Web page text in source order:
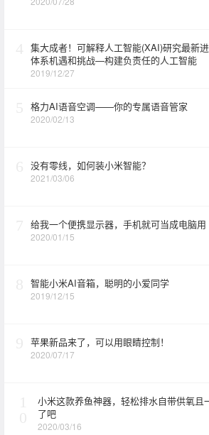
集大成者！可解释人工智能(XAI)研究最新
体系机遇和挑战—构建负责任的人工智能
2019/12/27
格力AI语音空调——你的专属语音管家
2020/02/13
没有零线，如何装小米智能？
2021/03/06
给我一个便携显示器，手机就可当成电脑用
2020/01/15
智能小米AI音箱，聪明的小爱同学
2019/12/15
苹果新品来了，可以用眼睛控制！
2020/07/17
小米这款养鱼神器，轻松排水自带供氧且
了吧
2020/03/16